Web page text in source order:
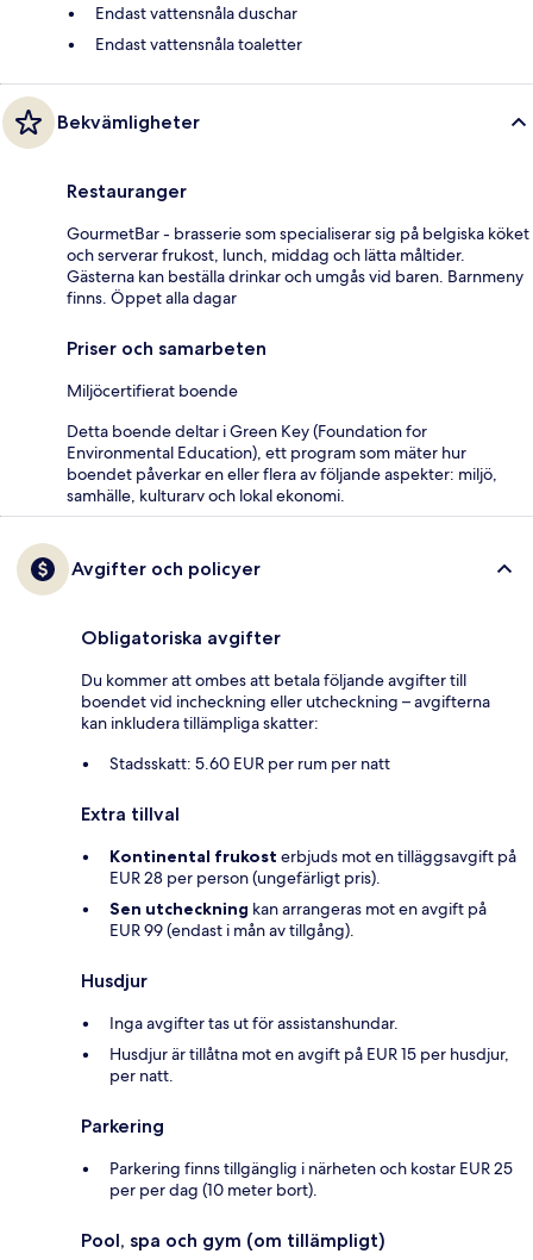
Endast vattensnåla duschar
Endast vattensnåla toaletter
Bekvämligheter
Restauranger
GourmetBar - brasserie som specialiserar sig på belgiska köket
och serverar frukost, lunch, middag och lätta måltider.
Gästerna kan beställa drinkar och umgås vid baren. Barnmeny
finns. Öppet alla dagar
Priser och samarbeten
Miljöcertifierat boende
Detta boende deltar i Green Key (Foundation for
Environmental Education), ett program som mäter hur
boendet påverkar en eller flera av följande aspekter: miljö,
samhälle, kulturarv och lokal ekonomi.
Avgifter och policyer
Obligatoriska avgifter
Du kommer att ombes att betala följande avgifter till
boendet vid incheckning eller utcheckning – avgifterna
kan inkludera tillämpliga skatter:
Stadsskatt: 5.60 EUR per rum per natt
Extra tillval
Kontinental frukost erbjuds mot en tilläggsavgift på
EUR 28 per person (ungefärligt pris).
Sen utcheckning kan arrangeras mot en avgift på
EUR 99 (endast i mån av tillgång).
Husdjur
Inga avgifter tas ut för assistanshundar.
Husdjur är tillåtna mot en avgift på EUR 15 per husdjur,
per natt.
Parkering
Parkering finns tillgänglig i närheten och kostar EUR 25
per per dag (10 meter bort).
Pool, spa och gym (om tillämpligt)